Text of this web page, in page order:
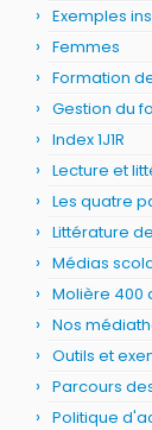
Exemples
Femmes
Formation
Gestion du
Index 1J1R
Lecture et
Les quatre
Littérature
Médias
Molière 400
Nos
Outils et
Parcours
Politique